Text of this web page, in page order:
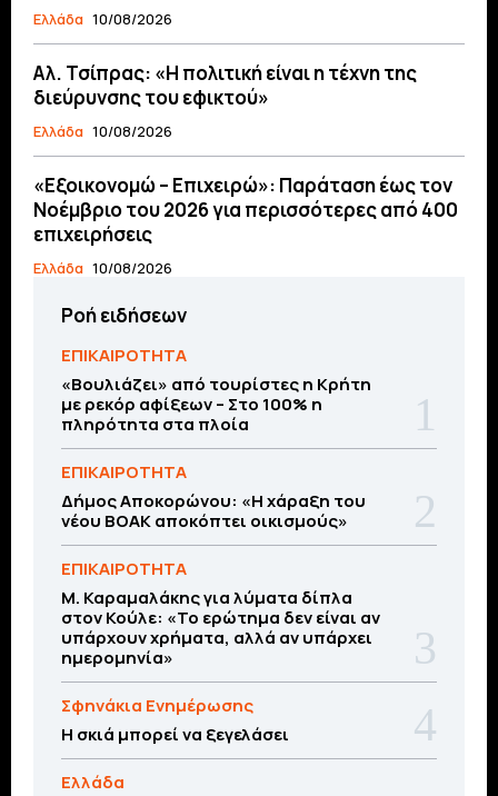
Ελλάδα 10/08/2026
Aλ. Τσίπρας: «Η πολιτική είναι η τέχνη της
διεύρυνσης του εφικτού»
Ελλάδα 10/08/2026
«Εξοικονομώ – Επιχειρώ»: Παράταση έως τον
Νοέμβριο του 2026 για περισσότερες από 400
επιχειρήσεις
Ελλάδα 10/08/2026
Ροή ειδήσεων
ΕΠΙΚΑΙΡΟΤΗΤΑ
«Βουλιάζει» από τουρίστες η Κρήτη
με ρεκόρ αφίξεων – Στο 100% η
πληρότητα στα πλοία
ΕΠΙΚΑΙΡΟΤΗΤΑ
Δήμος Αποκορώνου: «Η χάραξη του
νέου ΒΟΑΚ αποκόπτει οικισμούς»
ΕΠΙΚΑΙΡΟΤΗΤΑ
Μ. Καραμαλάκης για λύματα δίπλα
στον Κούλε: «Το ερώτημα δεν είναι αν
υπάρχουν χρήματα, αλλά αν υπάρχει
ημερομηνία»
Σφηνάκια Ενημέρωσης
Η σκιά μπορεί να ξεγελάσει
Ελλάδα